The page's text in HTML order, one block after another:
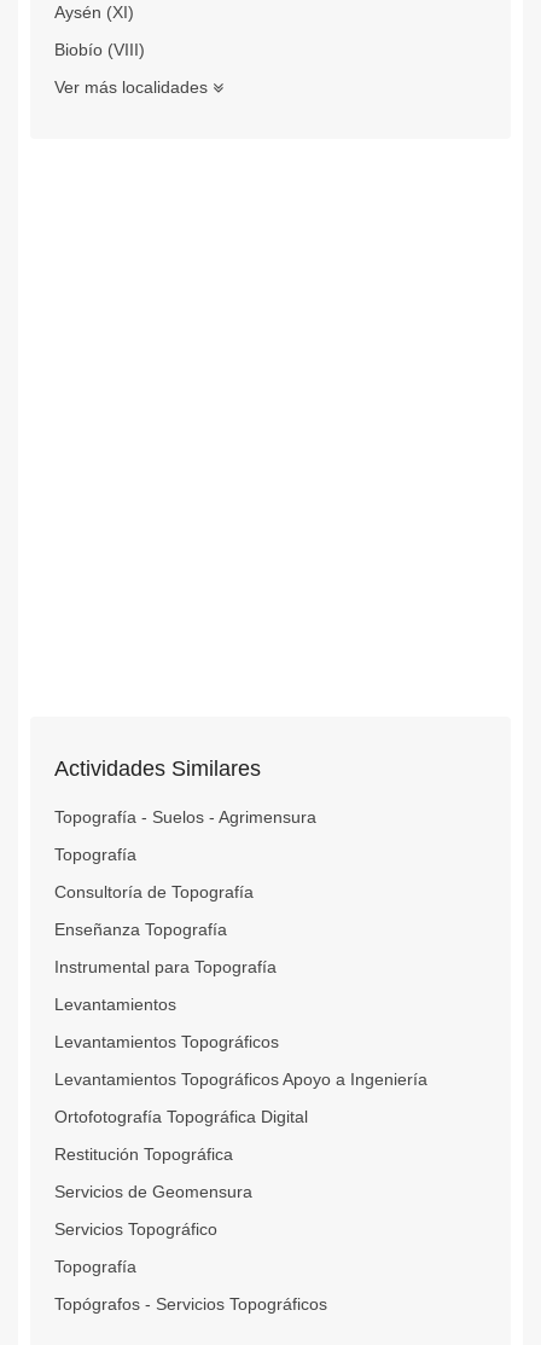
Aysén (XI)
Biobío (VIII)
Ver más localidades
Actividades Similares
Topografía - Suelos - Agrimensura
Topografía
Consultoría de Topografía
Enseñanza Topografía
Instrumental para Topografía
Levantamientos
Levantamientos Topográficos
Levantamientos Topográficos Apoyo a Ingeniería
Ortofotografía Topográfica Digital
Restitución Topográfica
Servicios de Geomensura
Servicios Topográfico
Topografía
Topógrafos - Servicios Topográficos